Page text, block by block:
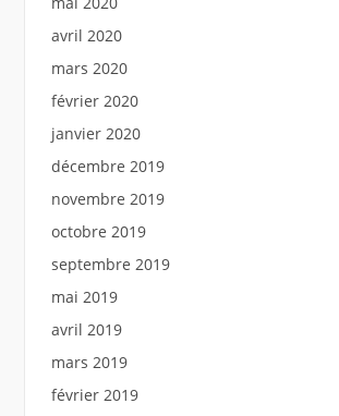
avril 2020
mars 2020
février 2020
janvier 2020
décembre 2019
novembre 2019
octobre 2019
septembre 2019
mai 2019
avril 2019
mars 2019
février 2019